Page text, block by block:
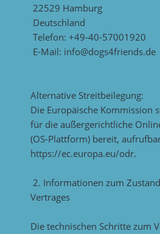
22529 Hamburg
Deutschland
Telefon: +49-40-57001920
E-Mail: info@dogs4friends.de
Alternative Streitbeilegung:
Die Europäische Kommission
für die außergerichtliche
(OS-Plattform) bereit,
https://ec.europa.eu/odr.
2. Informationen zum
Vertrages
Die technischen Schritte zum